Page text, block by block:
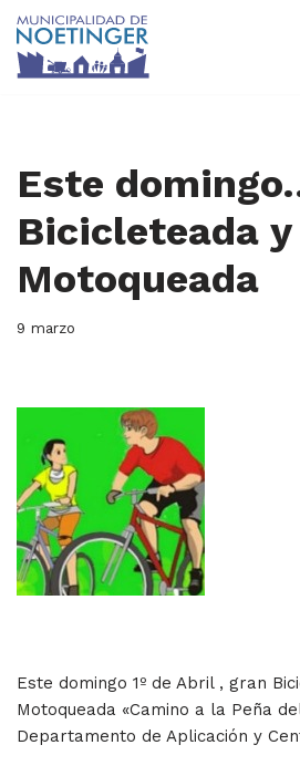
Saltar
Este
Bicicleteada y
Motoqueada
9 marzo
Este domingo 1º de Abril , gran
Motoqueada «Camino a la Peña
Departamento de Aplicación y